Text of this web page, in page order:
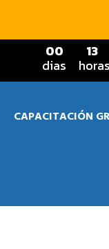
00
dias
13
horas
CAPACITACIÓN